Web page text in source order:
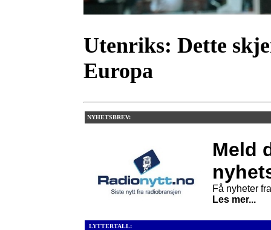
Utenriks: Dette
Europa
NYHETSBREV:
Meld
Få nyheter
Les mer...
LYTTERTALL: